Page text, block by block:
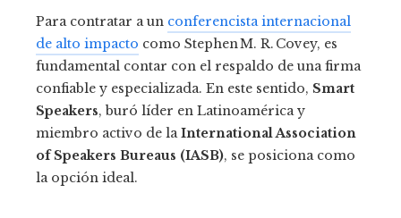
Para contratar a un conferencista internacional
de alto impacto como Stephen M. R. Covey, es
fundamental contar con el respaldo de una firma
confiable y especializada. En este sentido, Smart
Speakers, buró líder en Latinoamérica y
miembro activo de laInternational Association
of Speakers Bureaus (IASB), se posiciona como
la opción ideal.